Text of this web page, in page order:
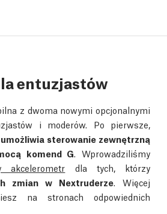
entuzjastów
z dwoma nowymi opcjonalnymi
i moderów. Po pierwsze,
umożliwia sterowanie zewnętrzną
komend G . Wprowadziliśmy
akcelerometr dla tych, którzy
zmian w Nextruderze . Więcej
na stronach odpowiednich